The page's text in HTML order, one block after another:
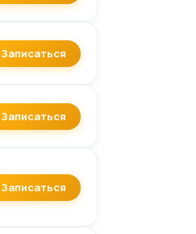
Записаться
Записаться
Записаться